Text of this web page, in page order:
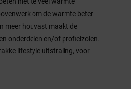
niet te veel warmte
om de warmte beter
meer houvast maakt de
onderdelen en/of profielzolen.
lifestyle uitstraling, voor